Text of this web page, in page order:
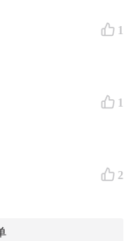
可以创造曲
银龙鱼～
什么说我贪婪！
只差一个漂流瓶～
我将写毛笔字讨
1
1
2